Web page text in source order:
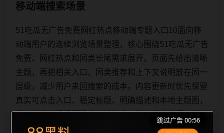
移动端搜索场景
51吃瓜无广告免费网红热点移动端专题入口10面向移
动端用户的连续浏览场景整理，核心围绕51吃瓜无广告
免费、网红热点和同类长尾需求展开。页面先给出清晰
主题，再把相关入口、同类推荐和上下文说明放在同一
层级，减少用户来回搜索的成本。内容更新时优先保留
真实可点击入口、稳定标题、明确描述和本地主题图，
避免只堆关键词而没有可读信息。第10篇内容用于补齐
栏目深度，同时帮助 sitemap、栏目页、首页推荐形成
跳过广告 00:56